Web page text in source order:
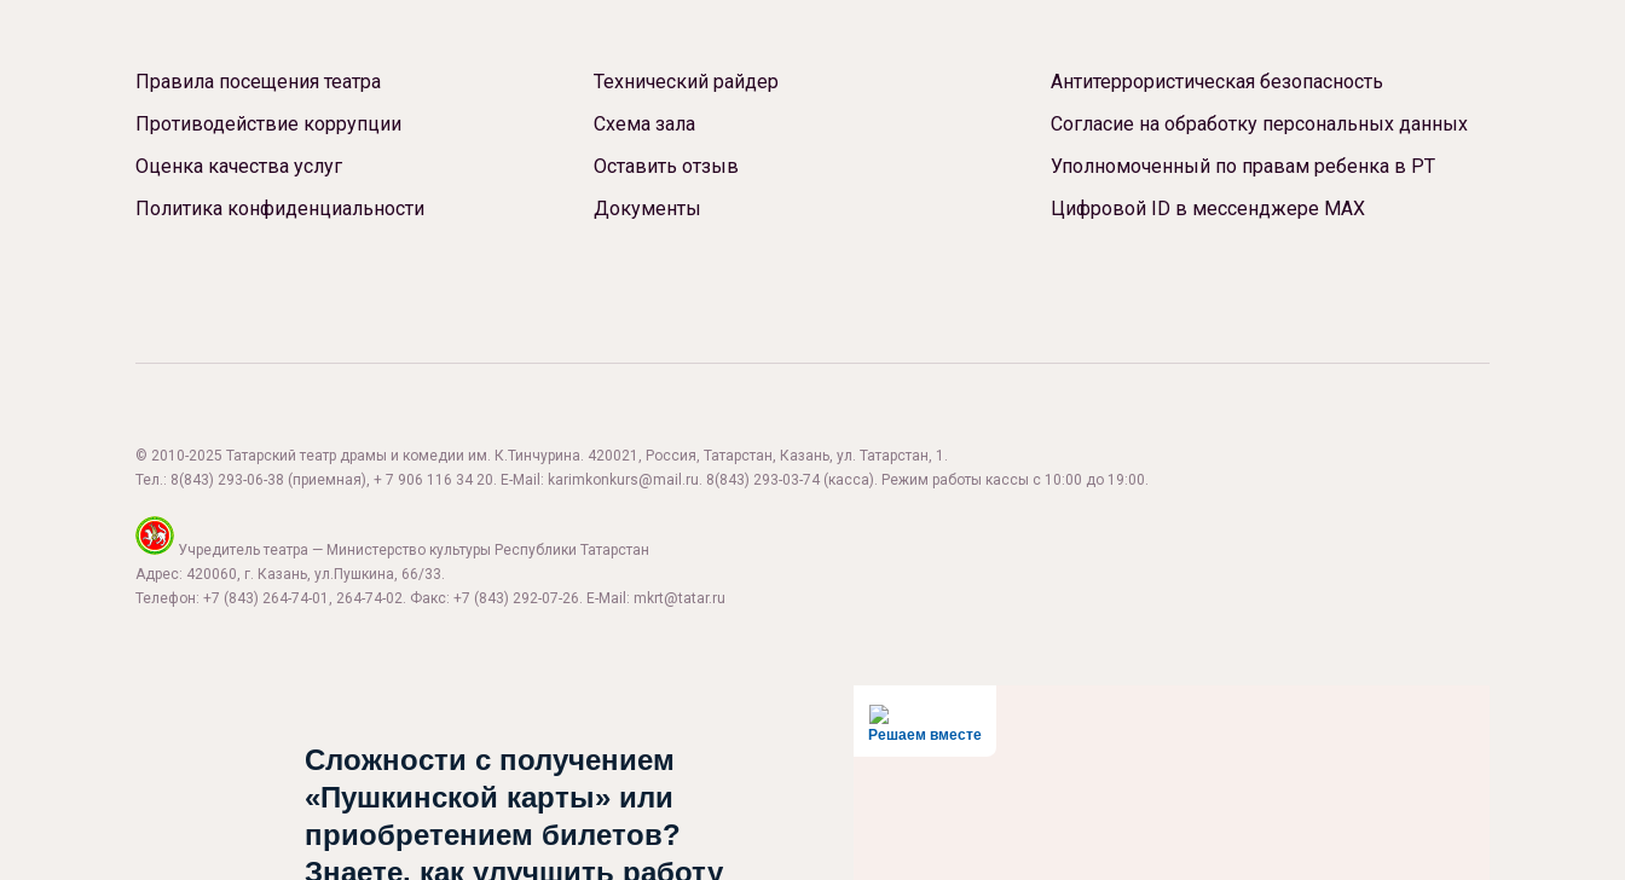
Правила посещения театра
Противодействие коррупции
Оценка качества услуг
Политика конфиденциальности
Технический райдер
Схема зала
Оставить отзыв
Документы
Антитеррористическая безопасность
Согласие на обработку персональных данных
Уполномоченный по правам ребенка в РТ
Цифровой ID в мессенджере МАХ
© 2010-2025 Татарский театр драмы и комедии им. К.Тинчурина. 420021, Россия, Татарстан, Казань, ул. Татарстан, 1.
Тел.: 8(843) 293-06-38 (приемная), + 7 906 116 34 20. E-Mail: karimkonkurs@mail.ru. 8(843) 293-03-74 (касса). Режим работы кассы с 10:00 до 19:00.
Учредитель театра — Министерство культуры Республики Татарстан
Адрес: 420060, г. Казань, ул.Пушкина, 66/33.
Телефон: +7 (843) 264-74-01, 264-74-02. Факс: +7 (843) 292-07-26. E-Mail: mkrt@tatar.ru
Решаем вместе
Сложности с получением
«Пушкинской карты» или
приобретением билетов?
Знаете, как улучшить работу